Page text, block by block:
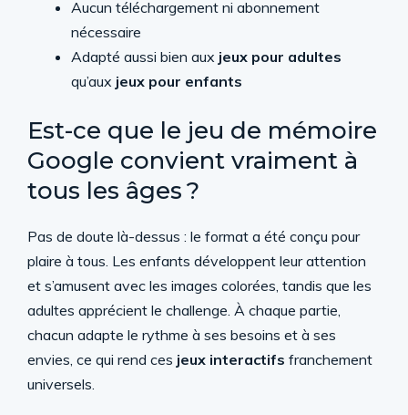
Aucun téléchargement ni abonnement
nécessaire
Adapté aussi bien aux jeux pour adultes
qu’aux jeux pour enfants
Est-ce que le jeu de mémoire
Google convient vraiment à
tous les âges ?
Pas de doute là-dessus : le format a été conçu pour
plaire à tous. Les enfants développent leur attention
et s’amusent avec les images colorées, tandis que les
adultes apprécient le challenge. À chaque partie,
chacun adapte le rythme à ses besoins et à ses
envies, ce qui rend ces jeux interactifs franchement
universels.